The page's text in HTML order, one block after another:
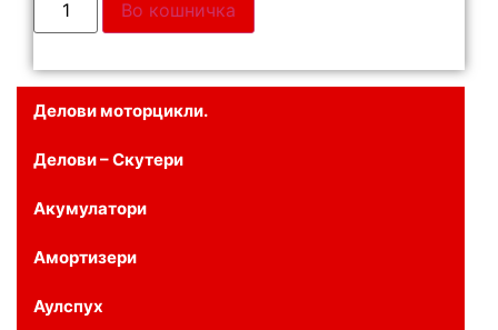
Делови моторцикли.
Делови – Скутери
Акумулатори
Амортизери
Аулспух
Во кошничка